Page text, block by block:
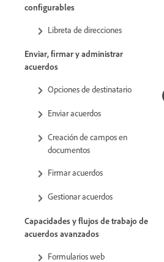
configurables
Libreta de direcciones
Enviar, firmar y administrar
acuerdos
Opciones de destinatario
Enviar acuerdos
Creación de campos en
documentos
Firmar acuerdos
Gestionar acuerdos
Capacidades y flujos de trabajo de
acuerdos avanzados
Formularios web